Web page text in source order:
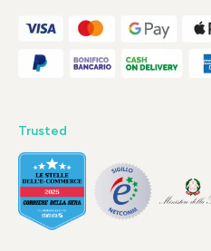
Trusted